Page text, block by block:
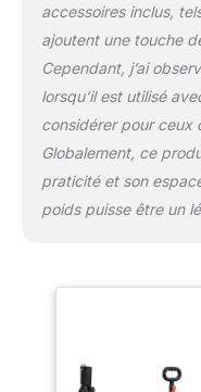
accessoires inclus,
ajoutent une touche
Cependant, j’ai
lorsqu’il est utilisé
considérer pour ceux
Globalement, ce
praticité et son
poids puisse être un